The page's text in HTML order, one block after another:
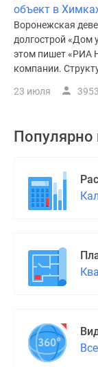
объект в
Воронежская
долгострой «Дом
этом пишет «РИА
компании.
23 июля 3953
Популярно